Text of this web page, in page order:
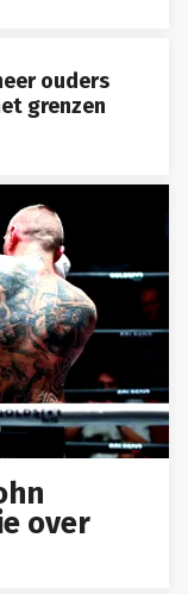
ouders
grenzen
over